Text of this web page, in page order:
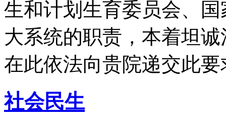
生和计划生育委员会、
大系统的职责，本着坦
在此依法向贵院递交此要
社会民生